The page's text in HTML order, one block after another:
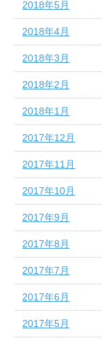
2018年5月
2018年4月
2018年3月
2018年2月
2018年1月
2017年12月
2017年11月
2017年10月
2017年9月
2017年8月
2017年7月
2017年6月
2017年5月